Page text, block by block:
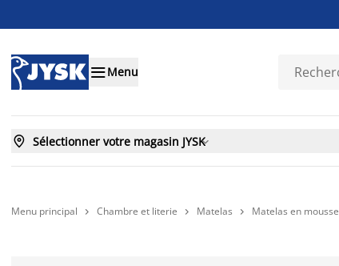
Menu
 Sélectionner votre magasin JYSK
Menu principal  Chambre et literie  Matelas  Matelas en mousse